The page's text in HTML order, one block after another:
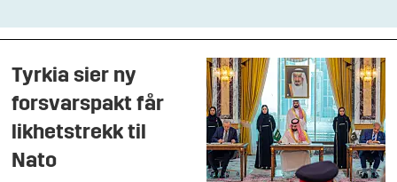
Tyrkia sier ny
forsvarspakt får
likhetstrekk til
Nato